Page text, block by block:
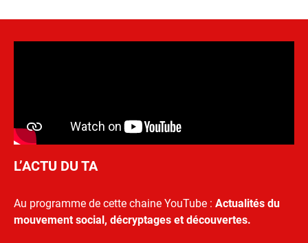
L’ACTU DU TA
Au programme de cette chaine YouTube : Actualités du
mouvement social, décryptages et découvertes.